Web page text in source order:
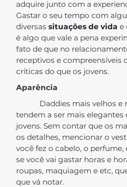
adquire junto com a
Gastar o seu tempo com
diversassituações de vida e
é algo que vale a pena
fato de que no
receptivos e compreensíveis
críticas do que os jovens.
Aparência
Daddies mais velhos e
tendem a ser mais elegantes
jovens. Sem contar que os
os detalhes, mencionar o
você fez o cabelo, o
se você vai gastar horas e
roupas, maquiagem e etc,
que vá notar.